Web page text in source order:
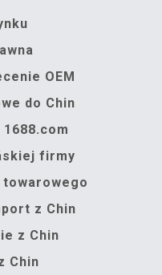
OEM
do Chin
firmy
towarowego
z Chin
z Chin
Chin